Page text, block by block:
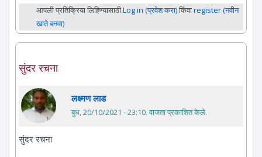
आपली प्रतिक्रिया लिहिण्यासाठीLog in (प्रवेश करा)किंवाregister (नवीन
खाते बनवा)
सुंदर रचना
लक्ष्मण लाड
बुध, 20/10/2021 - 23:10. वाजता प्रकाशित केले.
सुंदर रचना